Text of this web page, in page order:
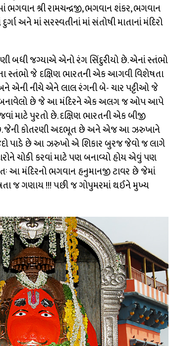
શ્રી રામચન્દ્રજી, ભગવાન શંકર, ભગવાન
અને માં સરસ્વતીનાં માં સંતોષી માતાનાં મંદિરો
બધી જગ્યાએ એનો રંગ સિંદુરીયો છે. એનાં સ્તંભો
સ્તંભો જે દક્ષિણ ભારતની એક આગવી વિશેષતા
એની નીચે એને લાલ રંગની બે- ચાર પટ્ટીઓ જે
બનાવેલો છે જે આ મંદિરને એક અલગ જ ઓપ આપે
માટે પુરતો છે. દક્ષિણ ભારતની એક બીજી
છે. જેની કોતરણી અદભૂત છે અને એજ આ ઝરુખાને
પાડે છે આ ઝરુખો એ શિકાર બુરજ જેવો જ લાગે
ચોકી કરવાં માટે પણ બનાવ્યો હોય એવું પણ
આ મંદિરનો ભગવાન હનુમાનજી ટાવર છે જેમાં
જ ગણાય !!! પછી જ ગોપુમરમાં થઈને મુખ્ય